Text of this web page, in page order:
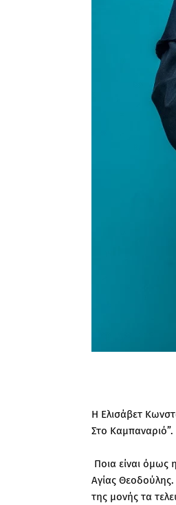
Η Ελισάβετ
Στο Καμπαναριό”.
Ποια είναι όμως
Αγίας Θεοδούλης.
της μονής τα